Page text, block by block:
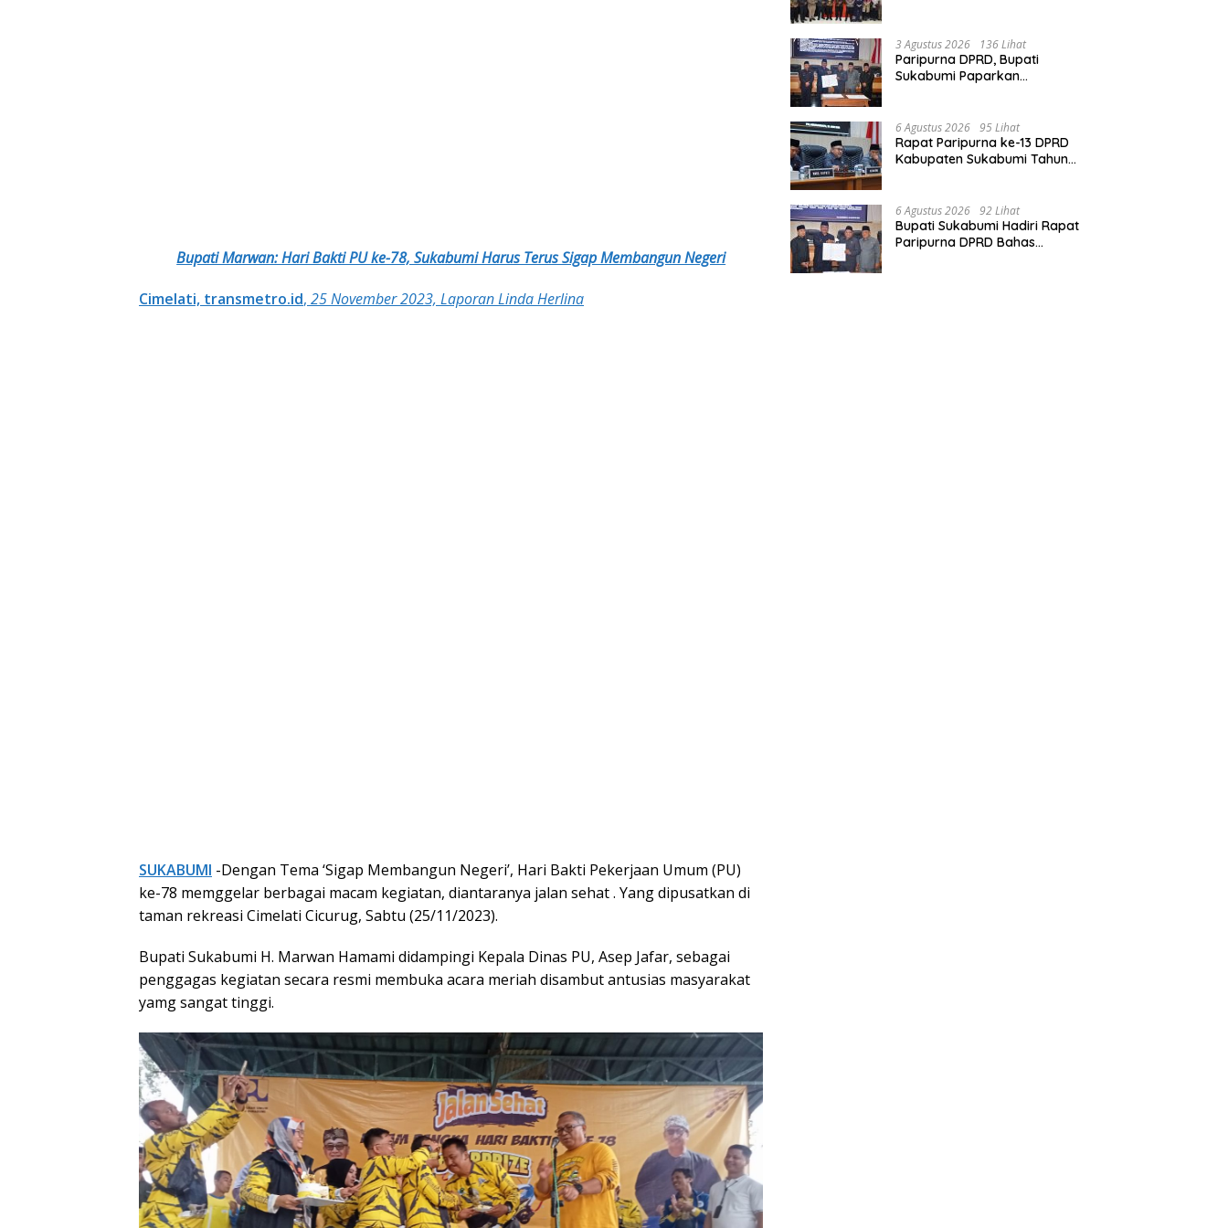
Bupati Marwan: Hari Bakti PU ke-78, Sukabumi Harus Terus Sigap Membangun Negeri
Cimelati, transmetro.id, 25 November 2023, Laporan Linda Herlina
SUKABUMI -Dengan Tema ‘Sigap Membangun Negeri’, Hari Bakti Pekerjaan Umum (PU)
ke-78 memggelar berbagai macam kegiatan, diantaranya jalan sehat . Yang dipusatkan di
taman rekreasi Cimelati Cicurug, Sabtu (25/11/2023).
Bupati Sukabumi H. Marwan Hamami didampingi Kepala Dinas PU, Asep Jafar, sebagai
penggagas kegiatan secara resmi membuka acara meriah disambut antusias masyarakat
yamg sangat tinggi.
3 Agustus 2026 136 Lihat
Paripurna DPRD, Bupati
Sukabumi Paparkan
6 Agustus 2026 95 Lihat
Rapat Paripurna ke-13 DPRD
Kabupaten Sukabumi Tahun
6 Agustus 2026 92 Lihat
Bupati Sukabumi Hadiri Rapat
Paripurna DPRD Bahas